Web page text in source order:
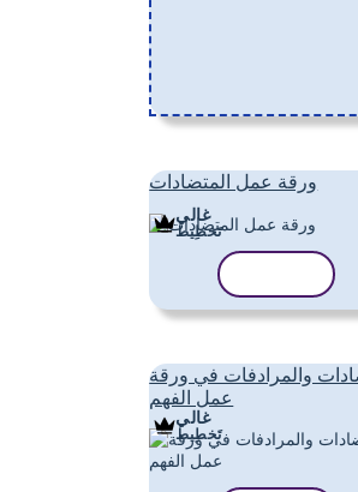
ورقة عمل المتضادات
غالي
تَخطِيط
والمرادفات في ورقة
عمل الفهم
غالي
تَخطِيط